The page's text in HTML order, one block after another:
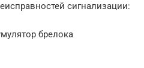
сигнализации:
брелока